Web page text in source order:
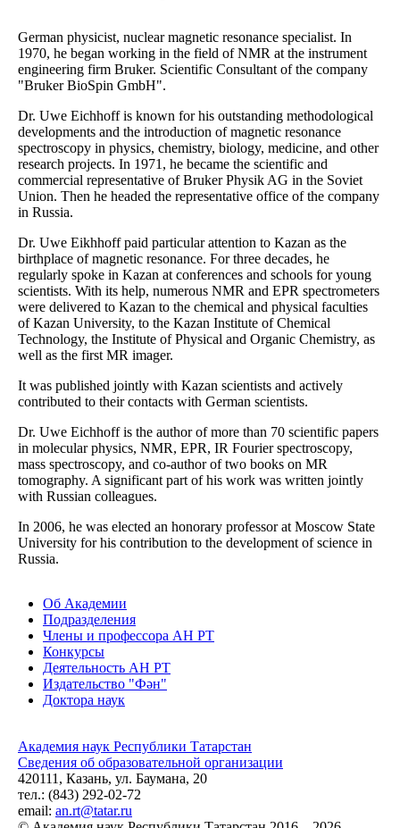
German physicist, nuclear magnetic resonance specialist. In
1970, he began working in the field of NMR at the instrument
engineering firm Bruker. Scientific Consultant of the company
"Bruker BioSpin GmbH".
Dr. Uwe Eichhoff is known for his outstanding methodological
developments and the introduction of magnetic resonance
spectroscopy in physics, chemistry, biology, medicine, and other
research projects. In 1971, he became the scientific and
commercial representative of Bruker Physik AG in the Soviet
Union. Then he headed the representative office of the company
in Russia.
Dr. Uwe Eikhhoff paid particular attention to Kazan as the
birthplace of magnetic resonance. For three decades, he
regularly spoke in Kazan at conferences and schools for young
scientists. With its help, numerous NMR and EPR spectrometers
were delivered to Kazan to the chemical and physical faculties
of Kazan University, to the Kazan Institute of Chemical
Technology, the Institute of Physical and Organic Chemistry, as
well as the first MR imager.
It was published jointly with Kazan scientists and actively
contributed to their contacts with German scientists.
Dr. Uwe Eichhoff is the author of more than 70 scientific papers
in molecular physics, NMR, EPR, IR Fourier spectroscopy,
mass spectroscopy, and co-author of two books on MR
tomography. A significant part of his work was written jointly
with Russian colleagues.
In 2006, he was elected an honorary professor at Moscow State
University for his contribution to the development of science in
Russia.
Об Академии
Подразделения
Члены и профессора АН РТ
Конкурсы
Деятельность АН РТ
Издательство "Фән"
Доктора наук
Академия наук Республики Татарстан
Сведения об образовательной организации
420111, Казань, ул. Баумана, 20
тел.: (843) 292-02-72
email: an.rt@tatar.ru